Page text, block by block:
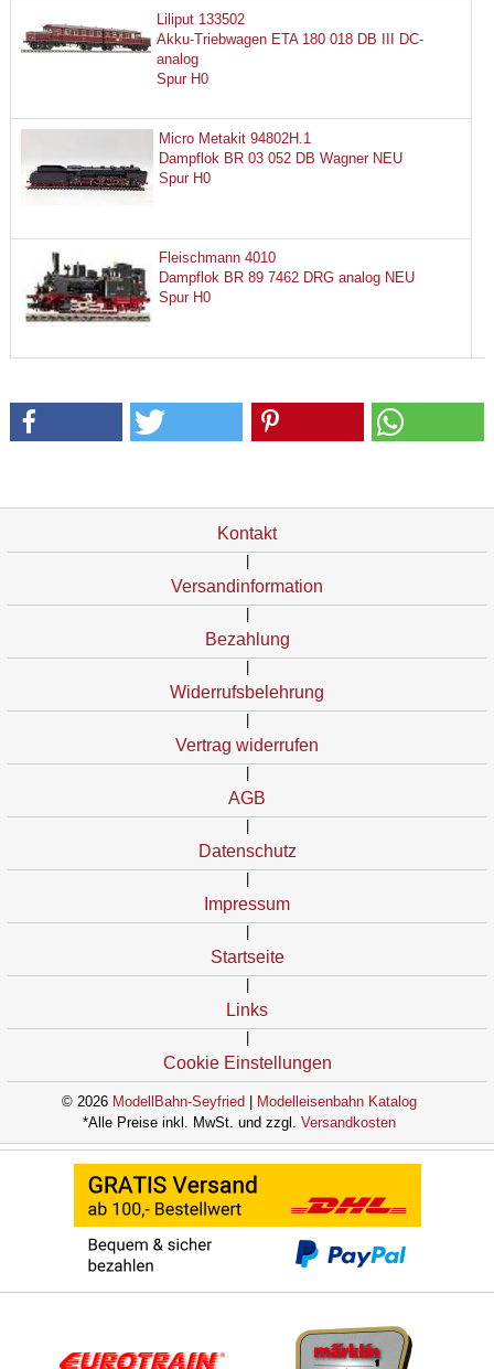
Liliput 133502
Akku-Triebwagen ETA 180 018 DB III DC-
analog
Spur H0
Micro Metakit 94802H.1
Dampflok BR 03 052 DB Wagner NEU
Spur H0
Fleischmann 4010
Dampflok BR 89 7462 DRG analog NEU
Spur H0
Kontakt
Versandinformation
Bezahlung
Widerrufsbelehrung
Vertrag widerrufen
AGB
Datenschutz
Impressum
Startseite
Links
Cookie Einstellungen
© 2026 ModellBahn-Seyfried
Modelleisenbahn Katalog
*Alle Preise inkl. MwSt. und zzgl. Versandkosten